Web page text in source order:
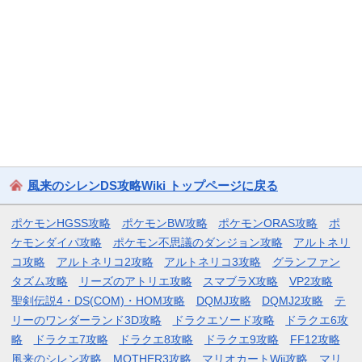
風来のシレンDS攻略Wiki トップページに戻る
ポケモンHGSS攻略 ポケモンBW攻略 ポケモンORAS攻略
ポ
ケモンダイパ攻略
ポケモン不思議のダンジョン攻略
アルトネリ
コ攻略
アルトネリコ2攻略 アルトネリコ3攻略
グランファン
タズム攻略
リーズのアトリエ攻略 スマブラX攻略
VP2攻略
聖剣伝説4・DS(COM)・HOM攻略
DQMJ攻略 DQMJ2攻略
テ
リーのワンダーランド3D攻略
ドラクエソード攻略
ドラクエ6攻
略
ドラクエ7攻略 ドラクエ8攻略 ドラクエ9攻略
FF12攻略
風来のシレン攻略
MOTHER3攻略 マリオカートWii攻略 マリ